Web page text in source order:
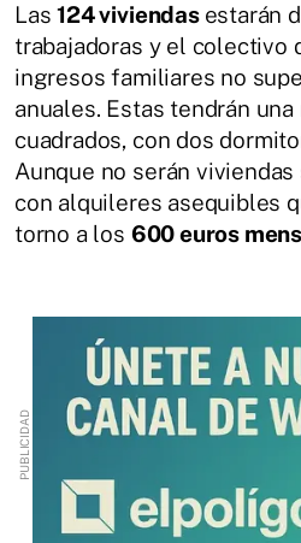
Las124 viviendas estarán
trabajadoras y el colectivo
ingresos familiares no
anuales. Estas tendrán
cuadrados, con dos
Aunque no serán
con alquileres asequibles
torno a los 600 euros